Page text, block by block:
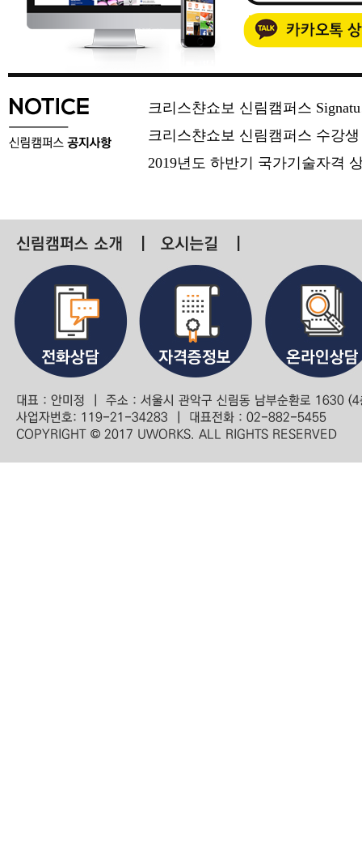
크리스챤쇼보 신림캠퍼스
크리스챤쇼보 신림캠퍼스 수강
2019년도 하반기 국가기술자격